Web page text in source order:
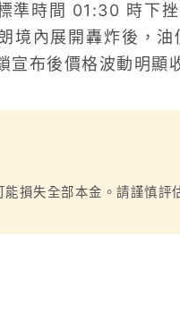
準時間 01:30 時下
境內展開轟炸後，
布後價格波動明顯
損失全部本金。請謹慎評